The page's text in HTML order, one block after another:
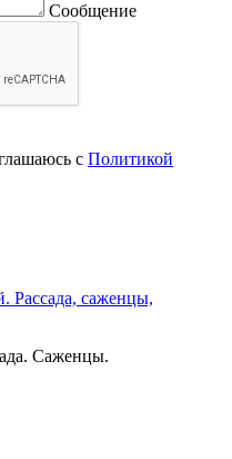
Сообщение
с Политикой
Саженцы.